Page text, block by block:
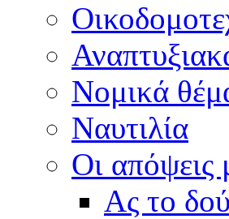
Νομικά
Ναυτιλία
Οι απόψεις
Ας το